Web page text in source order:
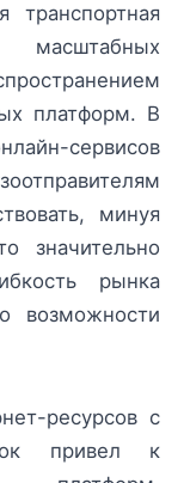
транспортная
масштабных
платформ. В
сервисов
минуя
значительно
рынка
возможности
ресурсов с
привел к